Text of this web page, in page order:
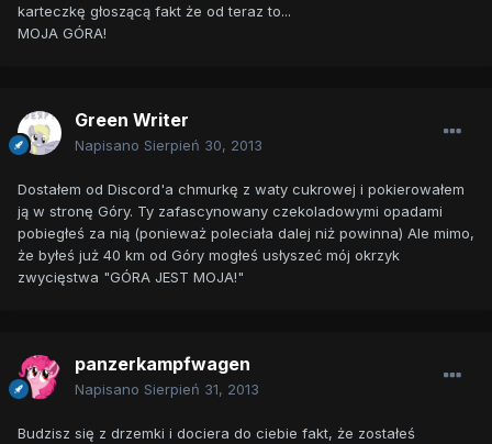
karteczkę głoszącą fakt że od teraz to...
MOJA GÓRA!
Green Writer
Napisano Sierpień 30, 2013
Dostałem od Discord'a chmurkę z waty cukrowej i pokierowałem
ją w stronę Góry. Ty zafascynowany czekoladowymi opadami
pobiegłeś za nią (ponieważ poleciała dalej niż powinna) Ale mimo,
że byłeś już 40 km od Góry mogłeś usłyszeć mój okrzyk
zwycięstwa "GÓRA JEST MOJA!"
panzerkampfwagen
Napisano Sierpień 31, 2013
Budzisz się z drzemki i dociera do ciebie fakt, że zostałeś